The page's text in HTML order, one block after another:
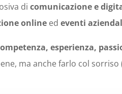
dicomunicazione e
online edeventi
esperienza,
ma anche farlo col